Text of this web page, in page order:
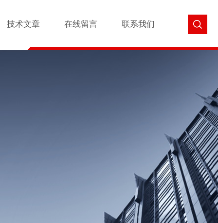
技术文章 在线留言 联系我们